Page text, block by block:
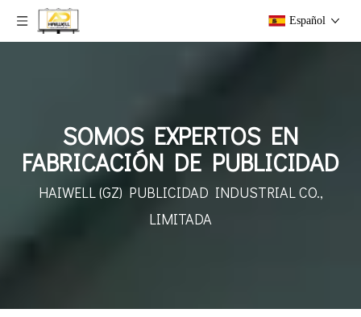
Español
SOMOS EXPERTOS EN
FABRICACIÓN DE PUBLICIDAD
HAIWELL (GZ) PUBLICIDAD INDUSTRIAL CO.,
LIMITADA